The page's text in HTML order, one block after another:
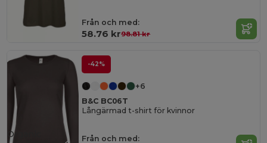
Från och med:
58.76 kr98.81 kr
-42%
+6
B&C BC06T
Långärmad t-shirt för kvinnor
Från och med:
Organic